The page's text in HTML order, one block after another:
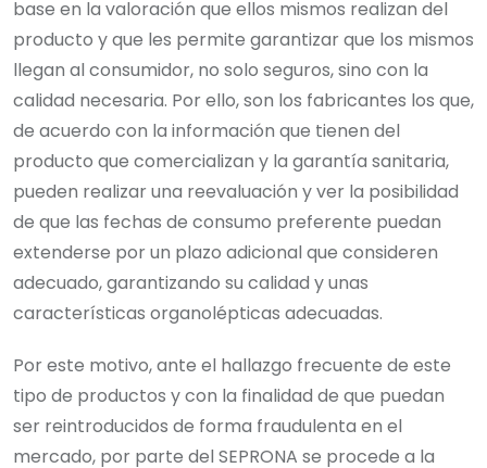
base en la valoración que ellos mismos realizan del
producto y que les permite garantizar que los mismos
llegan al consumidor, no solo seguros, sino con la
calidad necesaria. Por ello, son los fabricantes los que,
de acuerdo con la información que tienen del
producto que comercializan y la garantía sanitaria,
pueden realizar una reevaluación y ver la posibilidad
de que las fechas de consumo preferente puedan
extenderse por un plazo adicional que consideren
adecuado, garantizando su calidad y unas
características organolépticas adecuadas.
Por este motivo, ante el hallazgo frecuente de este
tipo de productos y con la finalidad de que puedan
ser reintroducidos de forma fraudulenta en el
mercado, por parte del SEPRONA se procede a la